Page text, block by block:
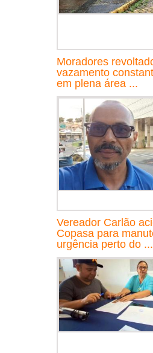
Moradores
vazamento
em plena área ...
Vereador Carlão
Copasa para
urgência perto do ...